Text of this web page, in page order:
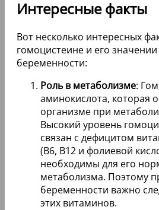
Интересные факты
Вот несколько интересных
гомоцистеине и его
беременности:
Роль в метаболизме:
аминокислота, которая
организме при
Высокий уровень
связан с дефицитом
(B6, B12 и фолиевой
необходимы для его
метаболизма. Поэтому
беременности важно
этих витаминов.